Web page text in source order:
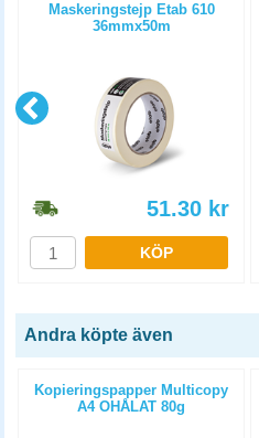
Maskeringstejp Etab 610
36mmx50m
51.30 kr
KÖP
Andra köpte även
Kopieringspapper Multicopy
A4 OHÅLAT 80g